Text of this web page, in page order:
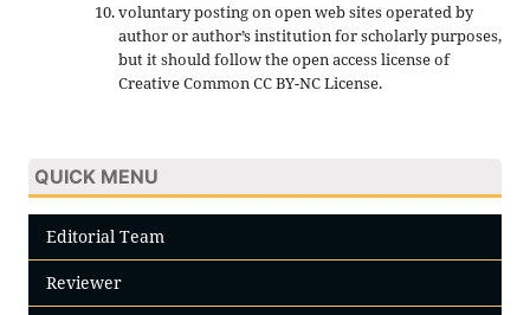
voluntary posting on open web sites operated by
author or author’s institution for scholarly purposes,
but it should follow the open access license of
Creative Common CC BY-NC License.
QUICK MENU
Editorial Team
Reviewer